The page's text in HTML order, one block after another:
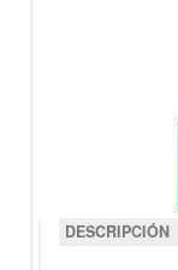
DESCRIPCIÓN